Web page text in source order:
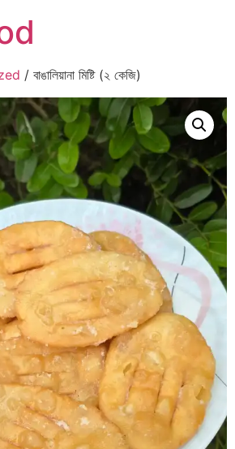
/ বাঙালিয়ানা মিষ্টি (২ কেজি)